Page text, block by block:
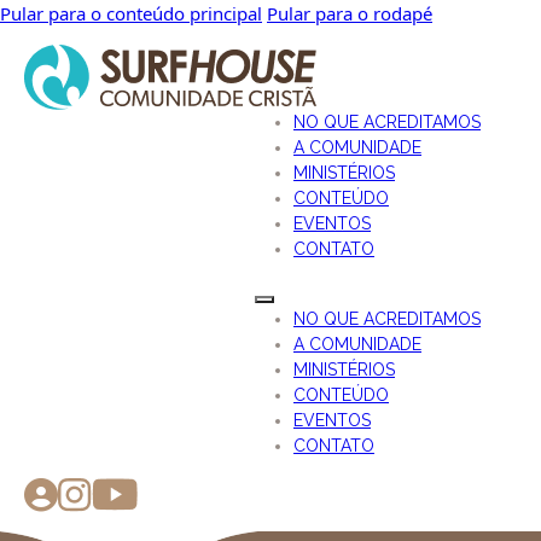
Pular para o conteúdo principal Pular para o rodapé
NO QUE ACREDITAMOS
A COMUNIDADE
MINISTÉRIOS
CONTEÚDO
EVENTOS
CONTATO
NO QUE ACREDITAMOS
A COMUNIDADE
MINISTÉRIOS
CONTEÚDO
EVENTOS
CONTATO